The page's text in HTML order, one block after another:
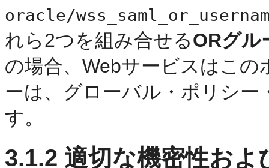
oracle/
れら2つを組み合せるORグル
の場合、Webサービスはこ
ーは、グローバル・ポリシ
す。
3.1.2 適切な機密性およ